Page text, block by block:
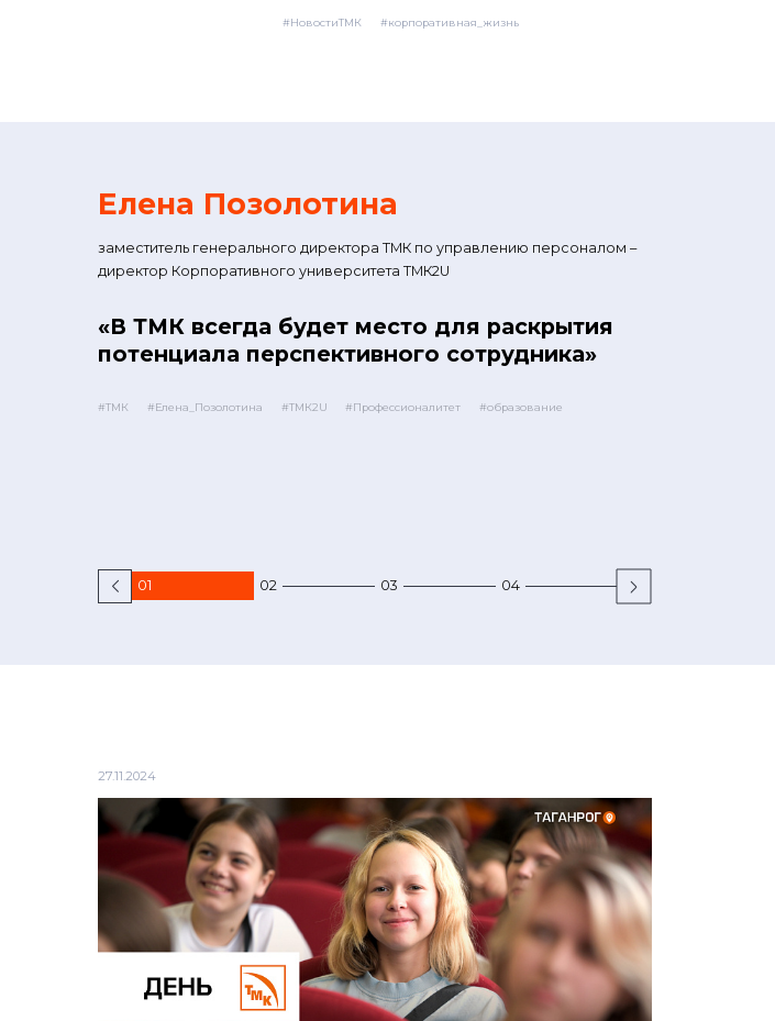
#НовостиТМК #корпоративная_жизнь
Елена Позолотина
заместитель генерального директора ТМК по управлению персоналом –
директор Корпоративного университета ТМК2U
«В ТМК всегда будет место для раскрытия
потенциала перспективного сотрудника»
#ТМК #Елена_Позолотина #ТМК2U #Профессионалитет #образование
01 02 03 04
27.11.2024